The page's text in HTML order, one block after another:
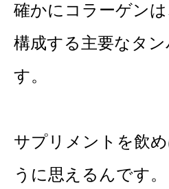
確かにコラーゲン
構成する主要なタ
す。
サプリメントを飲
うに思えるんです。